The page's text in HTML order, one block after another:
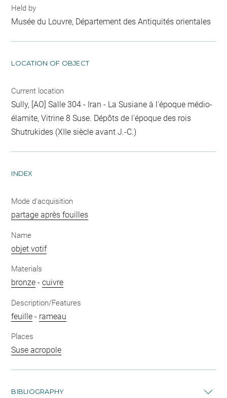
Held by
Musée du Louvre, Département des Antiquités orientales
LOCATION OF OBJECT
Current location
Sully, [AO] Salle 304 - Iran - La Susiane à l'époque médio-
élamite, Vitrine 8 Suse. Dépôts de l'époque des rois
Shutrukides (XIIe siècle avant J.-C.)
INDEX
Mode d'acquisition
partage après fouilles
Name
objet votif
Materials
bronze -cuivre
Description/Features
feuille - rameau
Places
Suse acropole
BIBLIOGRAPHY